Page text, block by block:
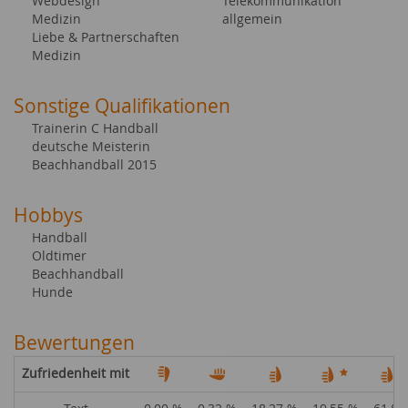
Medizin
Liebe & Partnerschaften
Medizin
allgemein
Sonstige Qualifikationen
Trainerin C Handball
deutsche Meisterin
Beachhandball 2015
Hobbys
Handball
Oldtimer
Beachhandball
Hunde
Bewertungen
Zufriedenheit mit